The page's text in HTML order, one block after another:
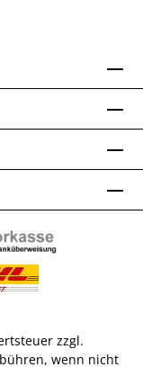
zzgl.
wenn nicht